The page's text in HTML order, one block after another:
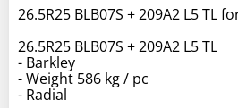
26.5R25 BLB07S + 209A2 L5 TL
26.5R25 BLB07S + 209A2 L5 TL
- Barkley
- Weight 586 kg / pc
- Radial